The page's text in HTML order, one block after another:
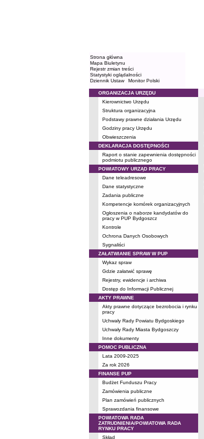
Strona główna
Mapa Biuletynu
Rejestr zmian treści
Statystyki oglądalności
Dziennik Ustaw
Monitor Polski
Menu
ORGANIZACJA URZĘDU
Kierownictwo Urzędu
Struktura organizacyjna
Podstawy prawne działania Urzędu
Godziny pracy Urzędu
Obwieszczenia
DEKLARACJA DOSTĘPNOŚCI
Raport o stanie zapewnienia dostępności
podmiotu publicznego
POWIATOWY URZĄD PRACY
Dane teleadresowe
Dane statystyczne
Zadania publiczne
Kompetencje komórek organizacyjnych
Ogłoszenia o naborze kandydatów do
pracy w PUP Bydgoszcz
Kontrole
Ochrona Danych Osobowych
Sygnaliści
ZAŁATWIANIE SPRAW W PUP
Wykaz spraw
Gdzie załatwić sprawę
Rejestry, ewidencje i archiwa
Dostęp do Informacji Publicznej
AKTY PRAWNE
Akty prawne dotyczące bezrobocia i rynku
pracy
Uchwały Rady Powiatu Bydgoskiego
Uchwały Rady Miasta Bydgoszczy
Inne dokumenty
POMOC PUBLICZNA
Lata 2009-2025
Za rok 2026
FINANSE PUP
Budżet Funduszu Pracy
Zamówienia publiczne
Plan zamówień publicznych
Sprawozdania finansowe
POWIATOWA RADA
ZATRUDNIENIA/POWIATOWA RADA
RYNKU PRACY
Skład